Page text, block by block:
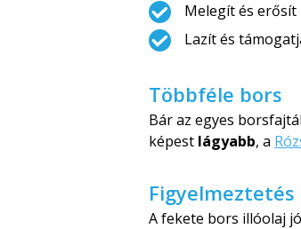
Melegít és erősít
Lazít és
Többféle bors
Bár az egyes
képest lágyabb, a
Figyelmeztetés
A fekete bors illóolaj